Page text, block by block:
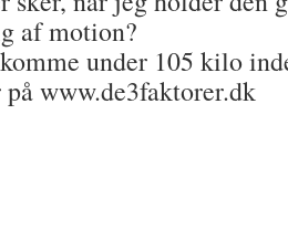
af motion?
under 105 kilo
www.de3faktorer.dk